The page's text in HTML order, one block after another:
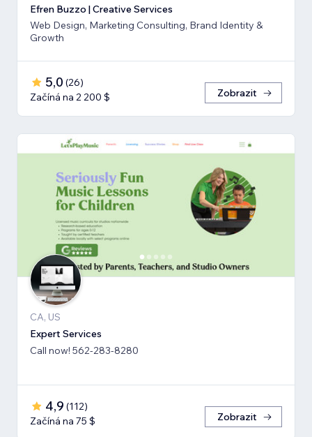
Efren Buzzo | Creative Services
Web Design, Marketing Consulting, Brand Identity &
Growth
5,0 (26)
Začíná na 2 200 $
Zobrazit
CA, US
Expert Services
Call now! 562-283-8280
4,9 (112)
Začíná na 75 $
Zobrazit